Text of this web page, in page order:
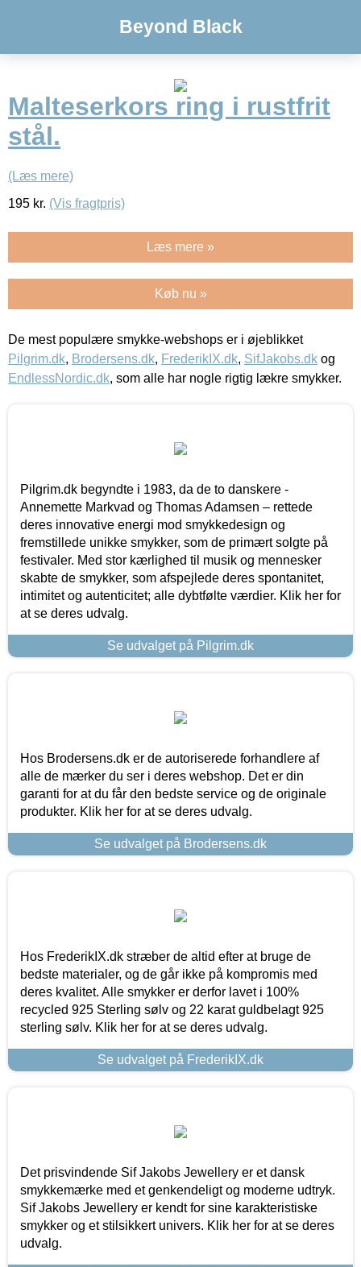
Beyond Black
Malteserkors ring i rustfrit
stål.
(Læs mere)
195 kr. (Vis fragtpris)
Læs mere »
Køb nu »
De mest populære smykke-webshops er i øjeblikket
Pilgrim.dk, Brodersens.dk, FrederikIX.dk, SifJakobs.dk og
EndlessNordic.dk, som alle har nogle rigtig lækre smykker.
Pilgrim.dk begyndte i 1983, da de to danskere -
Annemette Markvad og Thomas Adamsen – rettede
deres innovative energi mod smykkedesign og
fremstillede unikke smykker, som de primært solgte på
festivaler. Med stor kærlighed til musik og mennesker
skabte de smykker, som afspejlede deres spontanitet,
intimitet og autenticitet; alle dybtfølte værdier. Klik her for
at se deres udvalg.
Se udvalget på Pilgrim.dk
Hos Brodersens.dk er de autoriserede forhandlere af
alle de mærker du ser i deres webshop. Det er din
garanti for at du får den bedste service og de originale
produkter. Klik her for at se deres udvalg.
Se udvalget på Brodersens.dk
Hos FrederikIX.dk stræber de altid efter at bruge de
bedste materialer, og de går ikke på kompromis med
deres kvalitet. Alle smykker er derfor lavet i 100%
recycled 925 Sterling sølv og 22 karat guldbelagt 925
sterling sølv. Klik her for at se deres udvalg.
Se udvalget på FrederikIX.dk
Det prisvindende Sif Jakobs Jewellery er et dansk
smykkemærke med et genkendeligt og moderne udtryk.
Sif Jakobs Jewellery er kendt for sine karakteristiske
smykker og et stilsikkert univers. Klik her for at se deres
udvalg.